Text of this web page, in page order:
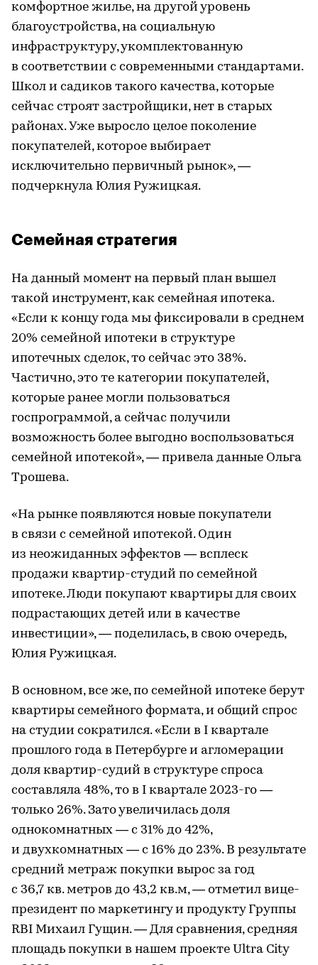
комфортное жилье, на другой уровень
благоустройства, на социальную
инфраструктуру, укомплектованную
в соответствии с современными стандартами.
Школ и садиков такого качества, которые
сейчас строят застройщики, нет в старых
районах. Уже выросло целое поколение
покупателей, которое выбирает
исключительно первичный рынок», —
подчеркнула Юлия Ружицкая.
Семейная стратегия
На данный момент на первый план вышел
такой инструмент, как семейная ипотека.
«Если к концу года мы фиксировали в среднем
20% семейной ипотеки в структуре
ипотечных сделок, то сейчас это 38%.
Частично, это те категории покупателей,
которые ранее могли пользоваться
госпрограммой, а сейчас получили
возможность более выгодно воспользоваться
семейной ипотекой», — привела данные Ольга
Трошева.
«На рынке появляются новые покупатели
в связи с семейной ипотекой. Один
из неожиданных эффектов — всплеск
продажи квартир-студий по семейной
ипотеке. Люди покупают квартиры для своих
подрастающих детей или в качестве
инвестиции», — поделилась, в свою очередь,
Юлия Ружицкая.
В основном, все же, по семейной ипотеке берут
квартиры семейного формата, и общий спрос
на студии сократился. «Если в I квартале
прошлого года в Петербурге и агломерации
доля квартир-судий в структуре спроса
составляла 48%, то в I квартале 2023-го —
только 26%. Зато увеличилась доля
однокомнатных — с 31% до 42%,
и двухкомнатных — с 16% до 23%. В результате
средний метраж покупки вырос за год
с 36,7 кв. метров до 43,2 кв.м, — отметил вице-
президент по маркетингу и продукту Группы
RBI Михаил Гущин. — Для сравнения, средняя
площадь покупки в нашем проекте Ultra City